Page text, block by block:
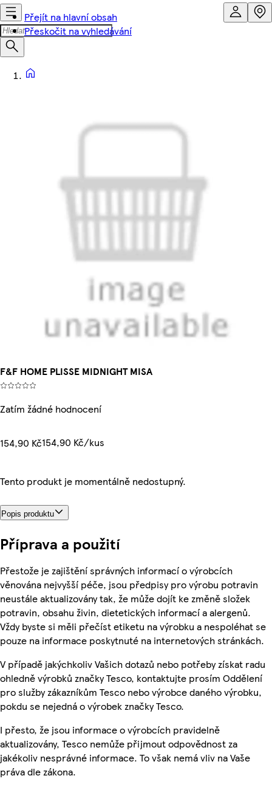
Přejít na hlavní obsah
Přeskočit na vyhledávání
F&F HOME PLISSE MIDNIGHT MISA
Zatím žádné hodnocení
154,90 Kč154,90 Kč/kus
Tento produkt je momentálně nedostupný.
Popis produktu
Příprava a použití
Přestože je zajištění správných informací o výrobcích
věnována nejvyšší péče, jsou předpisy pro výrobu potravin
neustále aktualizovány tak, že může dojít ke změně složek
potravin, obsahu živin, dietetických informací a alergenů.
Vždy byste si měli přečíst etiketu na výrobku a nespoléhat se
pouze na informace poskytnuté na internetových stránkách.
V případě jakýchkoliv Vašich dotazů nebo potřeby získat radu
ohledně výrobků značky Tesco, kontaktujte prosím Oddělení
pro služby zákazníkům Tesco nebo výrobce daného výrobku,
pokdu se nejedná o výrobek značky Tesco.
I přesto, že jsou informace o výrobcích pravidelně
aktualizovány, Tesco nemůže přijmout odpovědnost za
jakékoliv nesprávné informace. To však nemá vliv na Vaše
práva dle zákona.